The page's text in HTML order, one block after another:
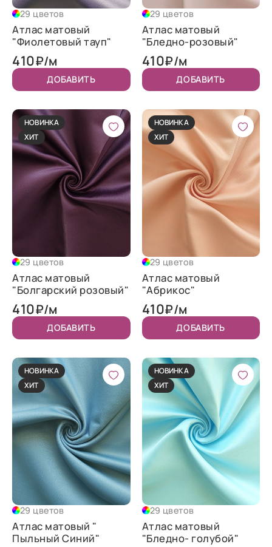
29 цветов
Атлас матовый
"Фиолетовый тауп"
410₽/м
ДОБАВИТЬ
29 цветов
Атлас матовый
"Бледно-розовый"
410₽/м
ДОБАВИТЬ
НОВИНКА
ХИТ
29 цветов
Атлас матовый
"Болгарский розовый"
410₽/м
ДОБАВИТЬ
НОВИНКА
ХИТ
29 цветов
Атлас матовый
"Абрикос"
410₽/м
ДОБАВИТЬ
НОВИНКА
ХИТ
29 цветов
Атлас матовый "
Пыльный Синий"
НОВИНКА
ХИТ
29 цветов
Атлас матовый
"Бледно- голубой"